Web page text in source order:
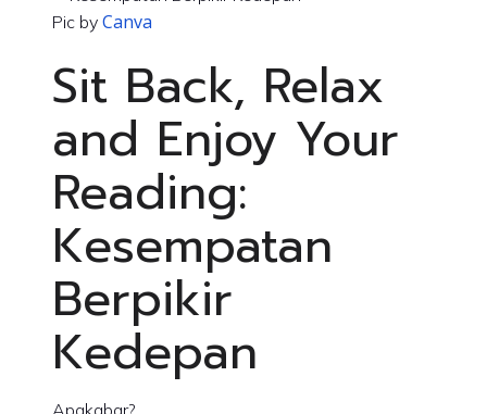
Pic by Canva
Sit Back, Relax
and Enjoy Your
Reading:
Kesempatan
Berpikir
Kedepan
Apakabar?